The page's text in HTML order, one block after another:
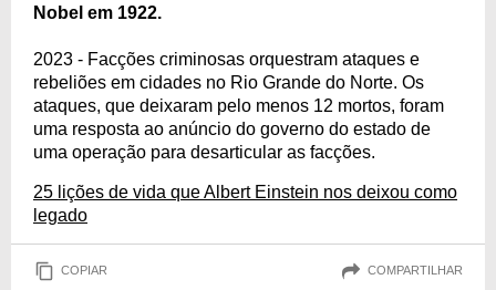
Nobel em 1922.
2023 - Facções criminosas orquestram ataques e
rebeliões em cidades no Rio Grande do Norte. Os
ataques, que deixaram pelo menos 12 mortos, foram
uma resposta ao anúncio do governo do estado de
uma operação para desarticular as facções.
25 lições de vida que Albert Einstein nos deixou como
legado
COPIAR COMPARTILHAR